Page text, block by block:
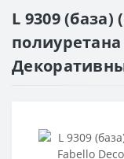
L 9309